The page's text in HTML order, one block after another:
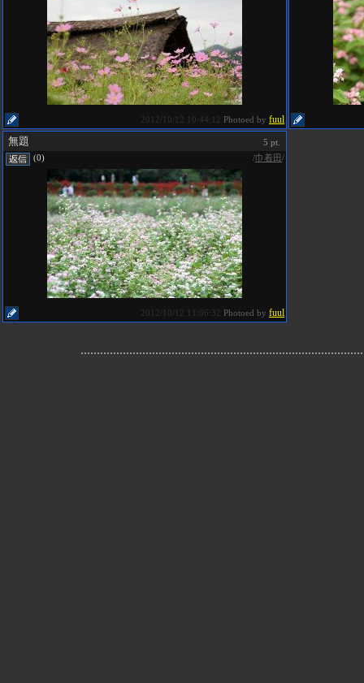
2012/10/12 10:44:12 Photoed by fuul
無題
5 pt.
(0)
/巾着田/
2012/10/12 11:06:32 Photoed by fuul